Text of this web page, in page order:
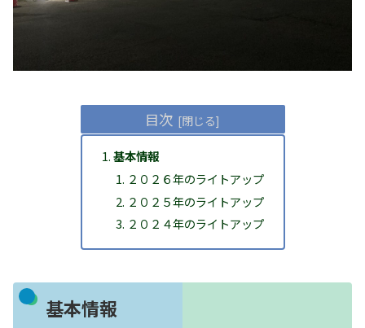
目次
基本情報
２０２６年のライトアップ
２０２５年のライトアップ
２０２４年のライトアップ
基本情報